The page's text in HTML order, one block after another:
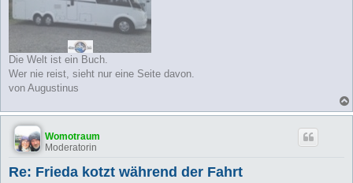
Die Welt ist ein Buch.
Wer nie reist, sieht nur eine Seite davon.
von Augustinus
Womotraum
Moderatorin
Re: Frieda kotzt während der Fahrt